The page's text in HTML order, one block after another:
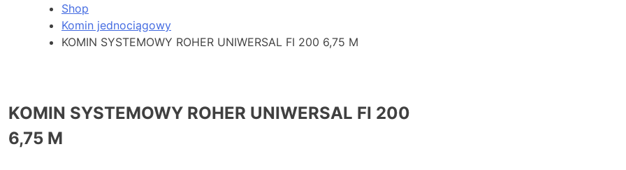
Shop
Komin jednociągowy
KOMIN SYSTEMOWY ROHER UNIWERSAL FI 200 6,75 M
KOMIN SYSTEMOWY ROHER UNIWERSAL FI 200
6,75 M